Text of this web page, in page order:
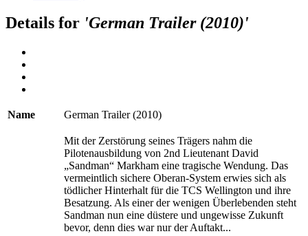
Details for 'German Trailer (2010)'
Name German Trailer (2010)
Mit der Zerstörung seines Trägers nahm die
Pilotenausbildung von 2nd Lieutenant David
„Sandman“ Markham eine tragische Wendung. Das
vermeintlich sichere Oberan-System erwies sich als
tödlicher Hinterhalt für die TCS Wellington und ihre
Besatzung. Als einer der wenigen Überlebenden steht
Sandman nun eine düstere und ungewisse Zukunft
bevor, denn dies war nur der Auftakt...